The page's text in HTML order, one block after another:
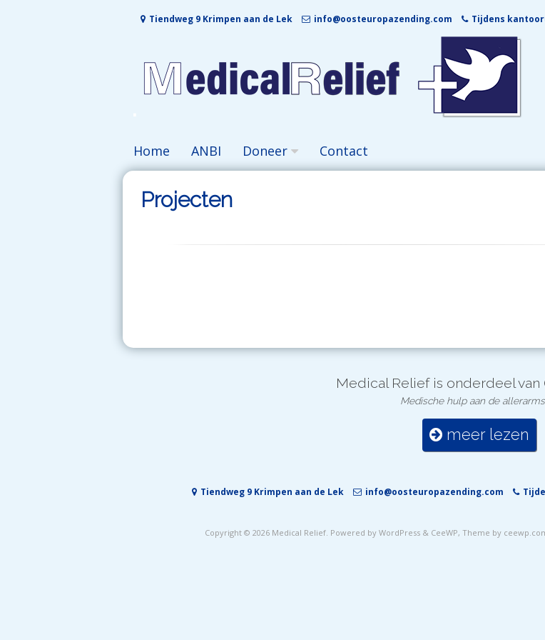
Tiendweg 9 Krimpen aan de Lek info@oosteuropazending.com Tijdens
Home ANBI Doneer Contact
Projecten
Medical Relief is onderdeel van
Medische hulp aan de
meer lezen
Tiendweg 9 Krimpen aan de Lek info@oosteuropazending.com
Copyright © 2026 Medical Relief. Powered by WordPress & CeeWP, Theme by